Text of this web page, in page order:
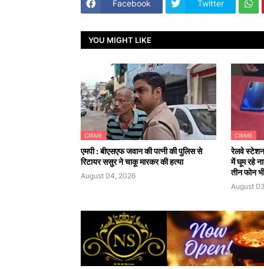
Facebook Twitter
YOU MIGHT LIKE
CRIME
एमपी : बीएसएफ जवान की पत्नी की पुलिस से
रिटायर ससुर ने चाकू मारकर की हत्या
August 04, 2026
CRIME
रेलवे स्टेशन
में घूम रहे
तीन फोन
August